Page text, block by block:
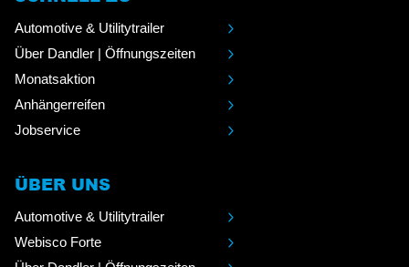
Automotive & Utilitytrailer
Über Dandler | Öffnungszeiten
Monatsaktion
Anhängerreifen
Jobservice
ÜBER UNS
Automotive & Utilitytrailer
Webisco Forte